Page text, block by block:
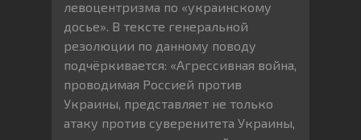
левоцентризма по «украинскому
досье». В тексте генеральной
резолюции по данному поводу
подчёркивается: «Агрессивная война,
проводимая Россией против
Украины, представляет не только
атаку против суверенитета Украины,